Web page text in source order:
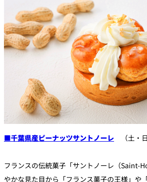
■千葉県産ピーナッツサントノーレ （土・
フランスの伝統菓子「サントノーレ（Saint-
やかな見た目から「フランス菓子の王様」や